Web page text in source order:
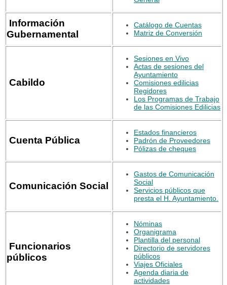
Información
Gubernamental
Catálogo de Cuentas
Matriz de Conversión
Cabildo
Sesiones en Vivo
Actas de sesiones del
Ayuntamiento
Comisiones edilicias
Regidores
Los Programas de Trabajo
de las Comisiones Edilicias
Cuenta Pública
Estados financieros
Padrón de Proveedores
Pólizas de cheques
Comunicación Social
Gastos de Comunicación
Social
Servicios públicos que
presta el H. Ayuntamiento.
Funcionarios
públicos
Nóminas
Organigrama
Plantilla del personal
Directorio de servidores
públicos
Viajes Oficiales
Agenda diaria de
actividades